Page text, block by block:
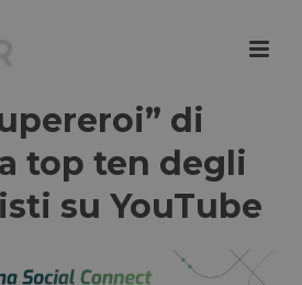
di
top ten degli
su YouTube